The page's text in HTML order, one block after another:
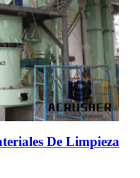
De Limpieza